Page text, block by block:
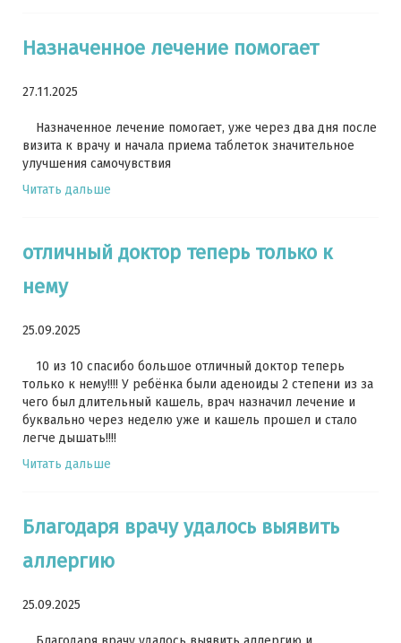
Назначенное лечение помогает
27.11.2025
Назначенное лечение помогает, уже через два дня после
визита к врачу и начала приема таблеток значительное
улучшения самочувствия
Читать дальше
отличный доктор теперь только к
нему
25.09.2025
10 из 10 спасибо большое отличный доктор теперь
только к нему!!!! У ребёнка были аденоиды 2 степени из за
чего был длительный кашель, врач назначил лечение и
буквально через неделю уже и кашель прошел и стало
легче дышать!!!!
Читать дальше
Благодаря врачу удалось выявить
аллергию
25.09.2025